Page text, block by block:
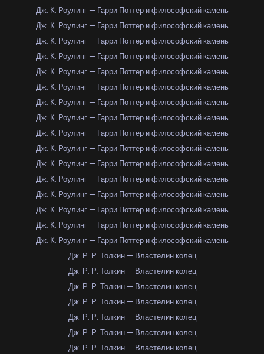
Дж. К. Роулинг — Гарри Поттер и философский камень
Дж. К. Роулинг — Гарри Поттер и философский камень
Дж. К. Роулинг — Гарри Поттер и философский камень
Дж. К. Роулинг — Гарри Поттер и философский камень
Дж. К. Роулинг — Гарри Поттер и философский камень
Дж. К. Роулинг — Гарри Поттер и философский камень
Дж. К. Роулинг — Гарри Поттер и философский камень
Дж. К. Роулинг — Гарри Поттер и философский камень
Дж. К. Роулинг — Гарри Поттер и философский камень
Дж. К. Роулинг — Гарри Поттер и философский камень
Дж. К. Роулинг — Гарри Поттер и философский камень
Дж. К. Роулинг — Гарри Поттер и философский камень
Дж. К. Роулинг — Гарри Поттер и философский камень
Дж. К. Роулинг — Гарри Поттер и философский камень
Дж. К. Роулинг — Гарри Поттер и философский камень
Дж. К. Роулинг — Гарри Поттер и философский камень
Дж. Р. Р. Толкин — Властелин колец
Дж. Р. Р. Толкин — Властелин колец
Дж. Р. Р. Толкин — Властелин колец
Дж. Р. Р. Толкин — Властелин колец
Дж. Р. Р. Толкин — Властелин колец
Дж. Р. Р. Толкин — Властелин колец
Дж. Р. Р. Толкин — Властелин колец